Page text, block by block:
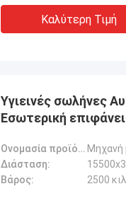
Καλύτερη Τιμή
Υγιεινές σωλήνες
Εσωτερική
Ονομασία προϊόντος:
Διάσταση:
Βάρος:
2500